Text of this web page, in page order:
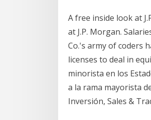
A free inside look at
at J.P. Morgan.
Co.'s army of coders
licenses to deal in
minorista en los
a la rama mayorista
Inversión, Sales &